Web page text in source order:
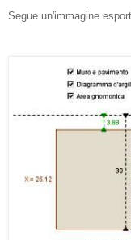
Segue un'immagine